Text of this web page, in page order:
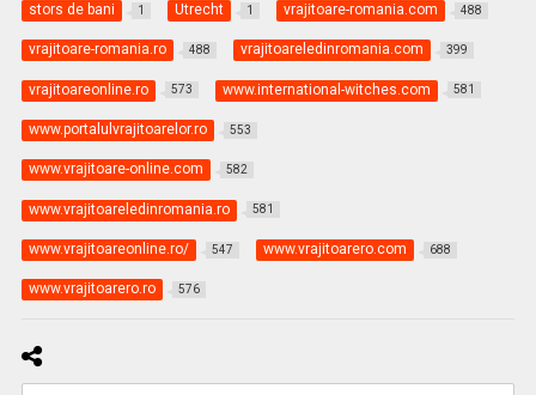
stors de bani 1 Utrecht 1 vrajitoare-romania.com 488
vrajitoare-romania.ro 488 vrajitoareledinromania.com 399
vrajitoareonline.ro 573 www.international-witches.com 581
www.portalulvrajitoarelor.ro 553
www.vrajitoare-online.com 582
www.vrajitoareledinromania.ro 581
www.vrajitoareonline.ro/ 547 www.vrajitoarero.com 688
www.vrajitoarero.ro 576